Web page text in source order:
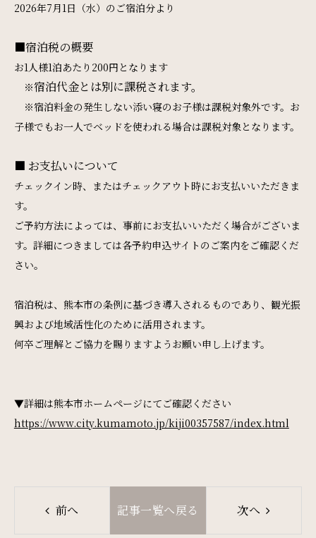
Access
アクセス
Sightseeing
Gallery
フォトギャラリー
News
FAQ
SDGs
2026年7月1日（水）のご宿泊分より
■宿泊税の概要
お1人様1泊あたり200円となります
※宿泊代金とは別に課税されます。
※宿泊料金の発生しない添い寝のお子様は課税対象外です。お
子様でもお一人でベッドを使われる場合は課税対象となります。
■ お支払いについて
チェックイン時、またはチェックアウト時にお支払いいただきま
す。
ご予約方法によっては、事前にお支払いいただく場合がございま
す。詳細につきましては各予約申込サイトのご案内をご確認くだ
さい。
宿泊税は、熊本市の条例に基づき導入されるものであり、観光振
興および地域活性化のために活用されます。
何卒ご理解とご協力を賜りますようお願い申し上げます。
▼詳細は熊本市ホームページにてご確認ください
https://www.city.kumamoto.jp/kiji00357587/index.html
前へ 記事一覧へ戻る 次へ